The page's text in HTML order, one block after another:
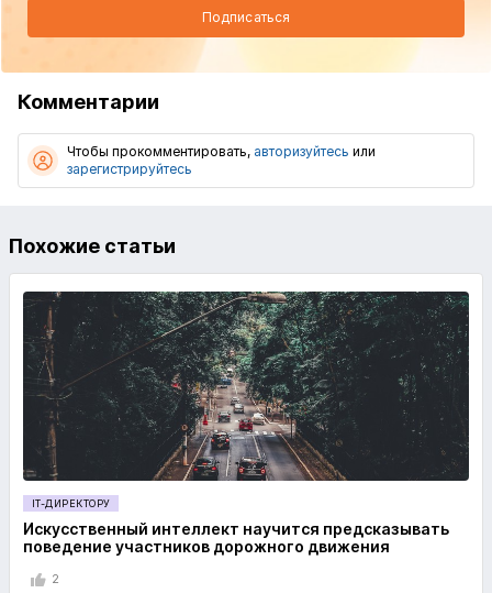
Подписаться
Комментарии
Чтобы прокомментировать, авторизуйтесь или
зарегистрируйтесь
Похожие статьи
IT-ДИРЕКТОРУ
Искусственный интеллект научится предсказывать
поведение участников дорожного движения
2